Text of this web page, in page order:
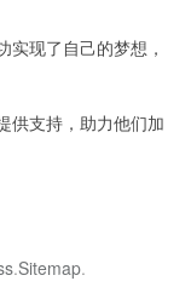
现了自己的梦想，
支持，助力他们加
.Sitemap.